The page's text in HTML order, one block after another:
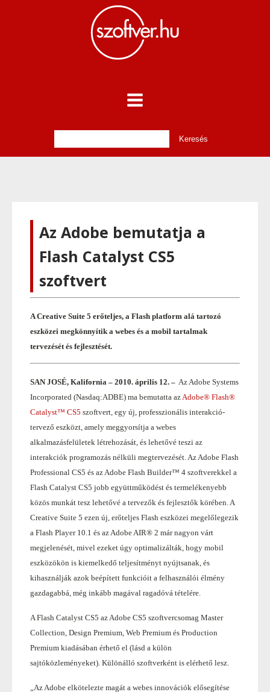
Az Adobe bemutatja a
Flash Catalyst CS5
szoftvert
A Creative Suite 5 erőteljes, a Flash platform alá tartozó
eszközei megkönnyítik a webes és a mobil tartalmak
tervezését és fejlesztését.
SAN JOSÉ, Kalifornia – 2010. április 12. – Az Adobe Systems
Incorporated (Nasdaq:ADBE) ma bemutatta azAdobe® Flash®
Catalyst™ CS5 szoftvert, egy új, professzionális interakció-
tervező eszközt, amely meggyorsítja a webes
alkalmazásfelületek létrehozását, és lehetővé teszi az
interakciók programozás nélküli megtervezését. Az Adobe Flash
Professional CS5 és az Adobe Flash Builder™ 4 szoftverekkel a
Flash Catalyst CS5 jobb együttműködést és termelékenyebb
közös munkát tesz lehetővé a tervezők és fejlesztők körében. A
Creative Suite 5 ezen új, erőteljes Flash eszközei megelőlegezik
a Flash Player 10.1 és az Adobe AIR® 2 már nagyon várt
megjelenését, mivel ezeket úgy optimalizálták, hogy mobil
eszközökön is kiemelkedő teljesítményt nyújtsanak, és
kihasználják azok beépített funkcióit a felhasználói élmény
gazdagabbá, még inkább magával ragadóvá tételére.
A Flash Catalyst CS5 az Adobe CS5 szoftvercsomag Master
Collection, Design Premium, Web Premium és Production
Premium kiadásában érhető el (lásd a külön
sajtóközleményeket). Különálló szoftverként is elérhető lesz.
„Az Adobe elkötelezte magát a webes innovációk elősegítése